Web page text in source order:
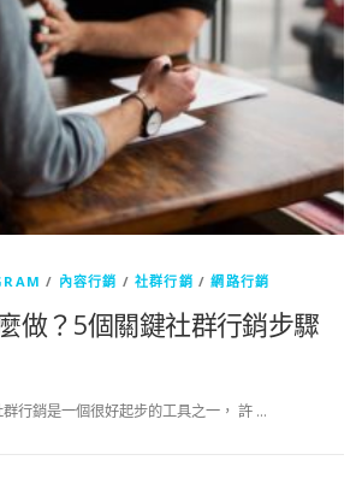
/ 內容行銷 /社群行銷 /網路行銷
做？5個關鍵社群行銷步驟
行銷是一個很好起步的工具之一， 許 …